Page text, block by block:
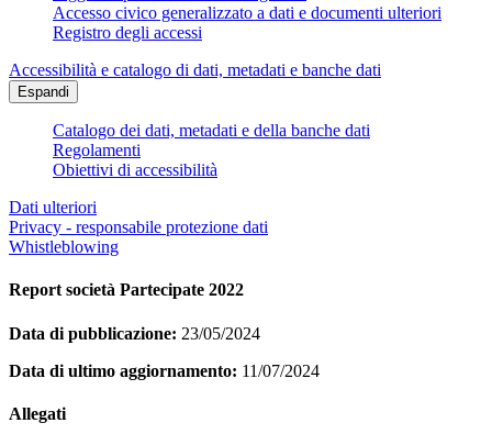
Accesso civico generalizzato a dati e documenti ulteriori
Registro degli accessi
Accessibilità e catalogo di dati, metadati e banche dati
Espandi
Catalogo dei dati, metadati e della banche dati
Regolamenti
Obiettivi di accessibilità
Dati ulteriori
Privacy - responsabile protezione dati
Whistleblowing
Report società Partecipate 2022
Data di pubblicazione: 23/05/2024
Data di ultimo aggiornamento: 11/07/2024
Allegati